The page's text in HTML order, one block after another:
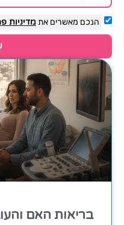
הנכם מאשרים אתמדיניות
בריאות האם